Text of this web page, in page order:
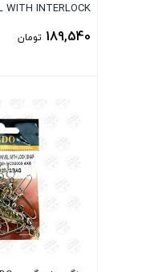
WITH INTERLOCK
189,540 تومان